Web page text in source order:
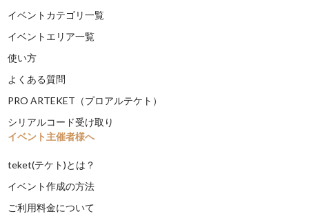
イベントカテゴリ一覧
イベントエリア一覧
使い方
よくある質問
PRO ARTEKET（プロアルテケト）
シリアルコード受け取り
イベント主催者様へ
teket(テケト)とは？
イベント作成の方法
ご利用料金について